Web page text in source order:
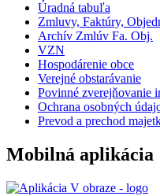
Úradná tabuľa
Zmluvy, Faktúry,
Archív Zmlúv Fa. Obj.
VZN
Hospodárenie obce
Verejné obstarávanie
Povinné zverejňovanie
Ochrana osobných
Prevod a prechod
Mobilná aplikácia